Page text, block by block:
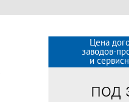
Цена
заводов-
и
под